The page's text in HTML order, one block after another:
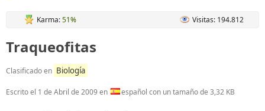
Karma:51% Visitas: 194.812
Traqueofitas
Clasificado en Biología
Escrito el 1 de Abril de 2009en español con un tamaño de 3,32 KB